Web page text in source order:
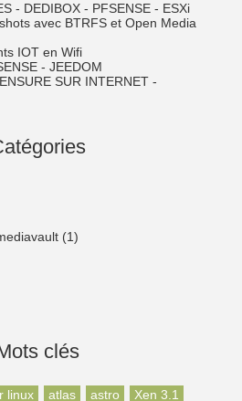
- DEDIBOX - PFSENSE - ESXi
avec BTRFS et Open Media
IOT en Wifi
- JEEDOM
SUR INTERNET -
(1)
clés
linux atlas astro
Xen 3.1